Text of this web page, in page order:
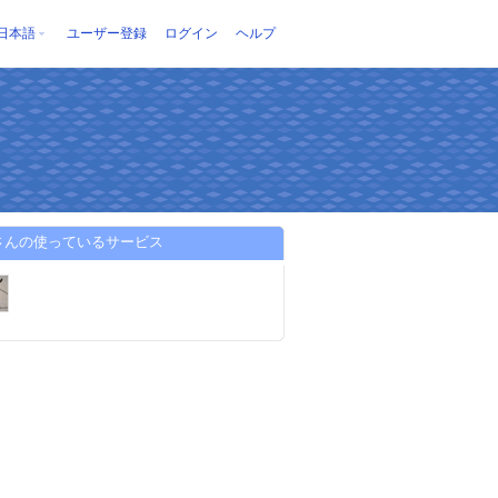
本語 ユーザー登録 ログイン ヘルプ
んの使っているサービス